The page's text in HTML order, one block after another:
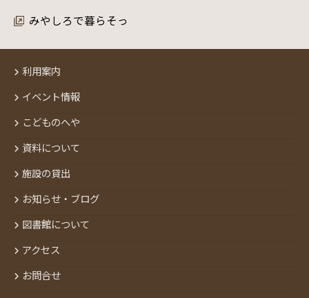
みやしろで暮らそっ
利用案内
イベント情報
こどものへや
資料について
施設の貸出
お知らせ・ブログ
図書館について
アクセス
お問合せ